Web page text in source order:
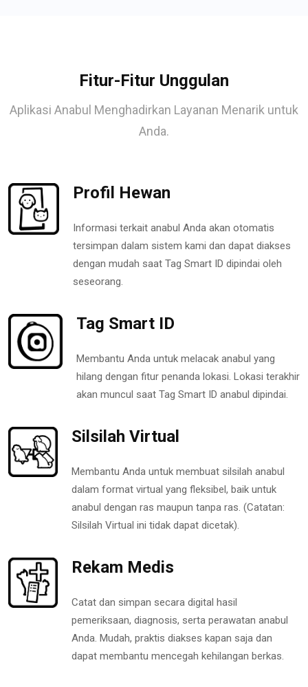
Fitur-Fitur Unggulan
Aplikasi Anabul Menghadirkan Layanan Menarik untuk
Anda.
Profil Hewan
Informasi terkait anabul Anda akan otomatis
tersimpan dalam sistem kami dan dapat diakses
dengan mudah saat Tag Smart ID dipindai oleh
seseorang.
Tag Smart ID
Membantu Anda untuk melacak anabul yang
hilang dengan fitur penanda lokasi. Lokasi terakhir
akan muncul saat Tag Smart ID anabul dipindai.
Silsilah Virtual
Membantu Anda untuk membuat silsilah anabul
dalam format virtual yang fleksibel, baik untuk
anabul dengan ras maupun tanpa ras. (Catatan:
Silsilah Virtual ini tidak dapat dicetak).
Rekam Medis
Catat dan simpan secara digital hasil
pemeriksaan, diagnosis, serta perawatan anabul
Anda. Mudah, praktis diakses kapan saja dan
dapat membantu mencegah kehilangan berkas.